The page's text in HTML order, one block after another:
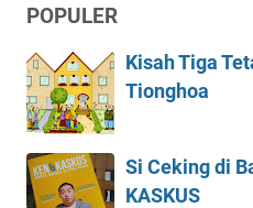
POPULER
Kisah Tiga
Tionghoa
Si Ceking di
KASKUS